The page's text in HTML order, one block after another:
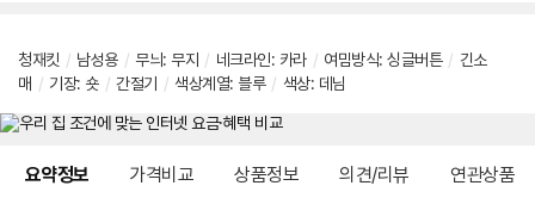
청재킷 / 남성용 / 무늬: 무지 / 네크라인: 카라 / 여밈방식: 싱글버튼 / 긴소
매 / 기장: 숏 / 간절기 / 색상계열: 블루 / 색상: 데님
요약정보 가격비교 상품정보 의견/리뷰 연관상품